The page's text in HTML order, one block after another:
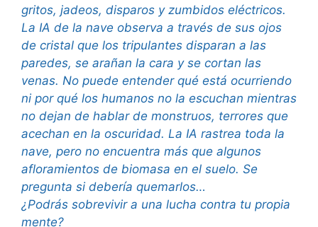
gritos, jadeos, disparos y zumbidos eléctricos.
La IA de la nave observa a través de sus ojos
de cristal que los tripulantes disparan a las
paredes, se arañan la cara y se cortan las
venas. No puede entender qué está ocurriendo
ni por qué los humanos no la escuchan mientras
no dejan de hablar de monstruos, terrores que
acechan en la oscuridad. La IA rastrea toda la
nave, pero no encuentra más que algunos
afloramientos de biomasa en el suelo. Se
pregunta si debería quemarlos…
¿Podrás sobrevivir a una lucha contra tu propia
mente?